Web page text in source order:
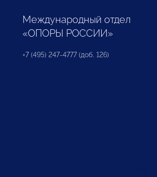
Международный отдел
«ОПОРЫ РОССИИ»
+7 (495) 247-4777 (доб. 126)